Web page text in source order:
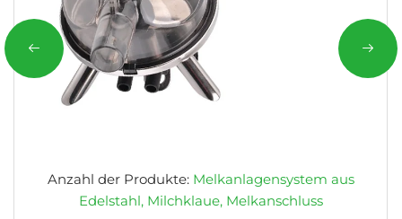
Anzahl der Produkte:Melkanlagensystem aus
Edelstahl, Milchklaue, Melkanschluss